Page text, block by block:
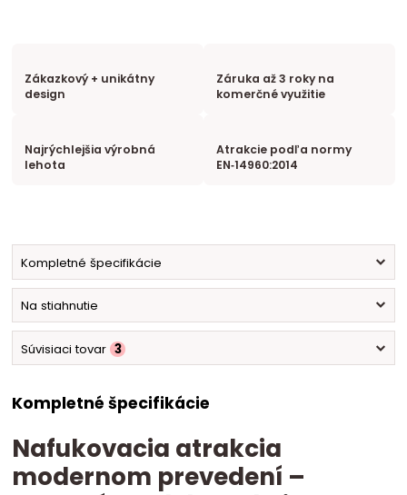
Zákazkový + unikátny
design
Záruka až 3 roky na
komerčné využitie
Najrýchlejšia výrobná
lehota
Atrakcie podľa normy
EN‑14960:2014
Kompletné špecifikácie
Na stiahnutie
Súvisiaci tovar 3
Kompletné špecifikácie
Nafukovacia atrakcia
modernom prevedení –